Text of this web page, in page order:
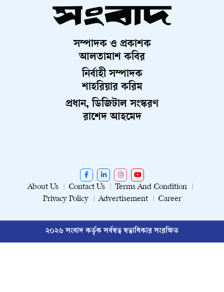
সম্পাদক ও প্রকাশক
আলতামাশ কবির
নির্বাহী সম্পাদক
শাহরিয়ার করিম
প্রধান, ডিজিটাল সংস্করণ
রাশেদ আহমেদ
About Us Contact Us
Terms And Condition
Privacy Policy
Advertisement Career
২০২৬ সংবাদ কর্তৃক সর্বস্বত্ব স্বত্বাধিকার সংরক্ষিত